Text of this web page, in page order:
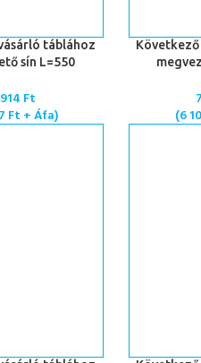
táblához
sín L=550
Ft
Ft + Áfa)
KOSÁRBA
(6